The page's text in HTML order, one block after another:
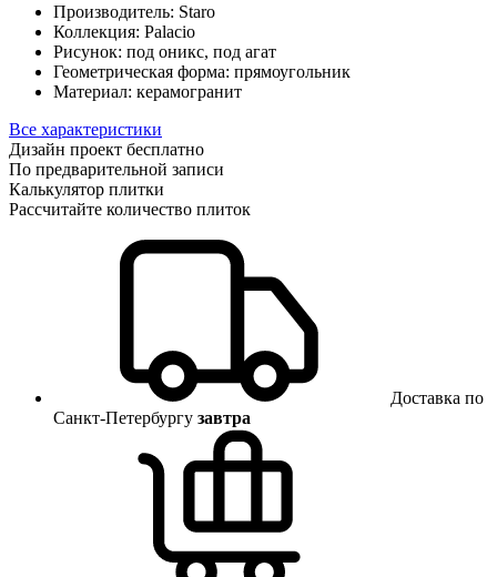
Производитель: Staro
Коллекция: Palacio
Рисунок: под оникс, под агат
Геометрическая форма: прямоугольник
Материал: керамогранит
Все характеристики
Дизайн проект бесплатно
По предварительной записи
Калькулятор плитки
Рассчитайте количество плиток
Доставка по
Санкт-Петербургу завтра